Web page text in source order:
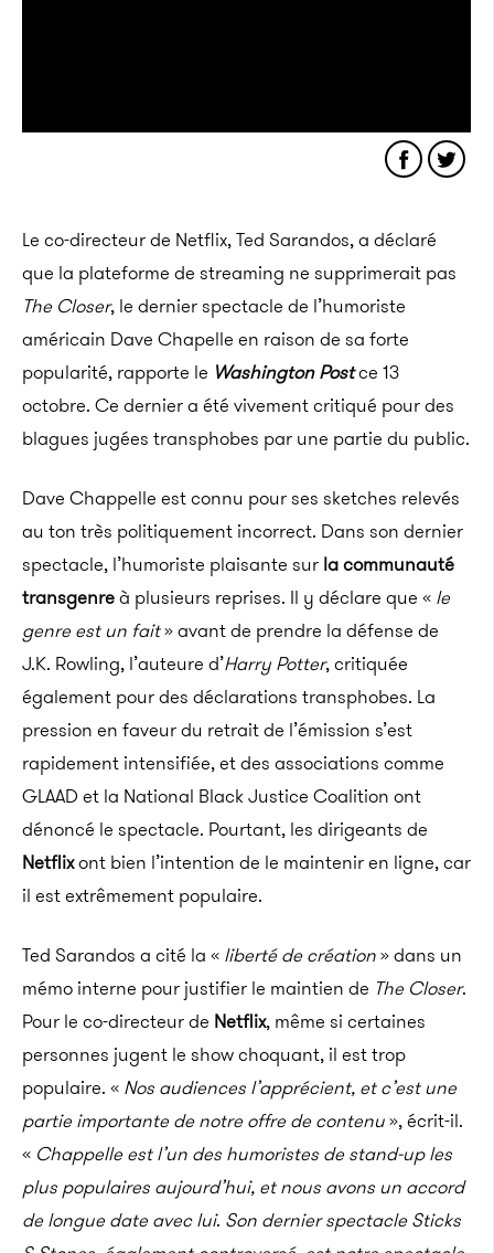
Le co-directeur de Netflix, Ted Sarandos, a déclaré
que la plateforme de streaming ne supprimerait pas
The Closer, le dernier spectacle de l’humoriste
américain Dave Chapelle en raison de sa forte
popularité, rapporte le Washington Postce 13
octobre. Ce dernier a été vivement critiqué pour des
blagues jugées transphobes par une partie du public.
Dave Chappelle est connu pour ses sketches relevés
au ton très politiquement incorrect. Dans son dernier
spectacle, l’humoriste plaisante sur la communauté
transgenreà plusieurs reprises. Il y déclare que « le
genre est un fait» avant de prendre la défense de
J.K. Rowling, l’auteure d’Harry Potter, critiquée
également pour des déclarations transphobes. La
pression en faveur du retrait de l’émission s’est
rapidement intensifiée, et des associations comme
GLAAD et la National Black Justice Coalition ont
dénoncé le spectacle. Pourtant, les dirigeants de
Netflixont bien l’intention de le maintenir en ligne, car
il est extrêmement populaire.
Ted Sarandos a cité la « liberté de création» dans un
mémo interne pour justifier le maintien de The Closer.
Pour le co-directeur de Netflix, même si certaines
personnes jugent le show choquant, il est trop
populaire. « Nos audiences l’apprécient, et c’est une
partie importante de notre offre de contenu», écrit-il.
« Chappelleest l’un des humoristes de stand-up les
plus populaires aujourd’hui, et nous avons un accord
de longue date avec lui. Son dernier spectacle Sticks